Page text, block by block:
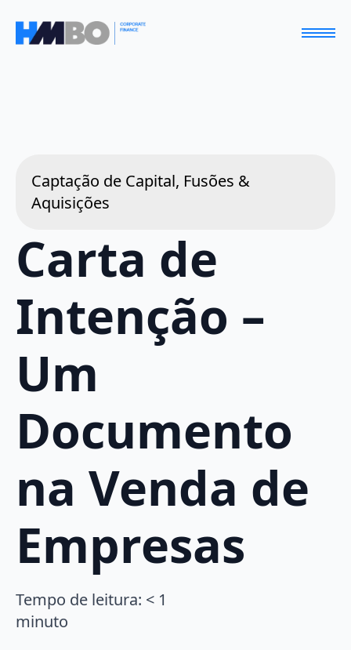
Captação de Capital, Fusões &
Aquisições
Carta de
Intenção –
Um
Documento
na Venda de
Empresas
Tempo de leitura: < 1
minuto